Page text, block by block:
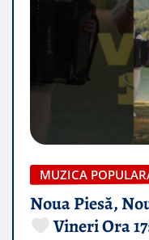
MUZICA
Noua Piesă,
Vineri Ora